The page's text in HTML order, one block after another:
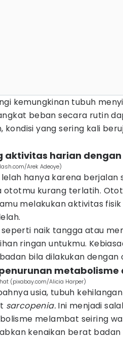
kemungkinan tubuh
beban secara rutin
kondisi yang sering kali
aktivitas harian
Arek Adeoye)
hanya karena berjalan
ototmu kurang terlatih.
melakukan aktivitas
naik tangga atau
ringan untukmu.
bila dilakukan dengan
metabolisme
(pixabay.com/Alicia Harper)
usia, tubuh
sarcopenia. Ini menjadi
melambat seiring
kenaikan berat badan